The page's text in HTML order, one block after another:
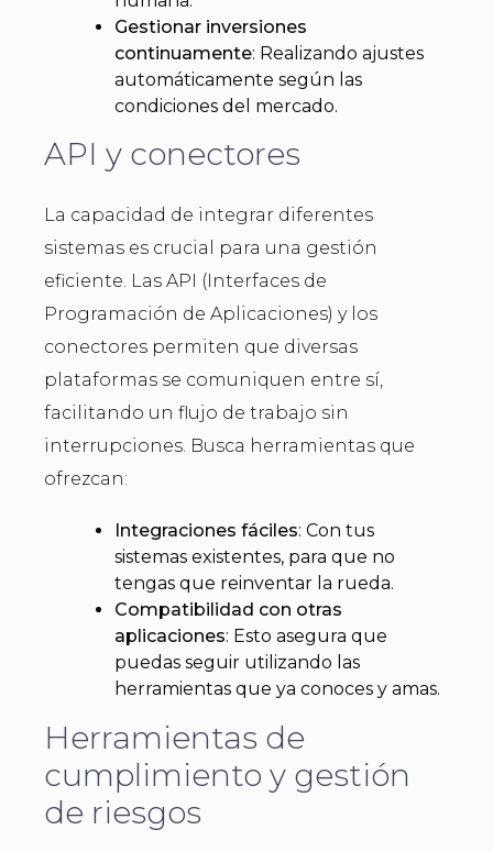
Gestionar inversiones
continuamente: Realizando ajustes
automáticamente según las
condiciones del mercado.
API y conectores
La capacidad de integrar diferentes
sistemas es crucial para una gestión
eficiente. Las API (Interfaces de
Programación de Aplicaciones) y los
conectores permiten que diversas
plataformas se comuniquen entre sí,
facilitando un flujo de trabajo sin
interrupciones. Busca herramientas que
ofrezcan:
Integraciones fáciles: Con tus
sistemas existentes, para que no
tengas que reinventar la rueda.
Compatibilidad con otras
aplicaciones: Esto asegura que
puedas seguir utilizando las
herramientas que ya conoces y amas.
Herramientas de
cumplimiento y gestión
de riesgos